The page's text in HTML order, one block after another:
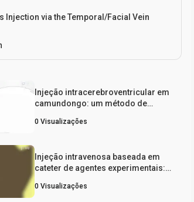
Injection via the Temporal/Facial Vein
Injeção intracerebroventricular em
camundongo: um método de
medicamentos mediado por
cerebrais do cérebro de
camundongos
0 Visualizações
Injeção intravenosa baseada em
cateter de agentes experimentais:
agentes experimentais por via
0 Visualizações